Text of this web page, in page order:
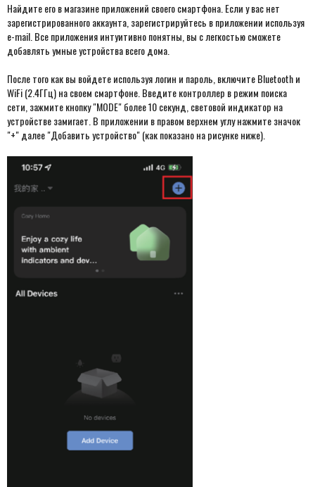
Найдите его в магазине приложений своего смартфона. Если у вас нет
зарегистрированного аккаунта, зарегистрируйтесь в приложении используя
e-mail. Все приложения интуитивно понятны, вы с легкостью сможете
добавлять умные устройства всего дома.
После того как вы войдете используя логин и пароль, включите Bluetooth и
WiFi (2.4ГГц) на своем смартфоне. Введите контроллер в режим поиска
сети, зажмите кнопку "MODE" более 10 секунд, световой индикатор на
устройстве замигает. В приложении в правом верхнем углу нажмите значок
"+" далее "Добавить устройство" (как показано на рисунке ниже).